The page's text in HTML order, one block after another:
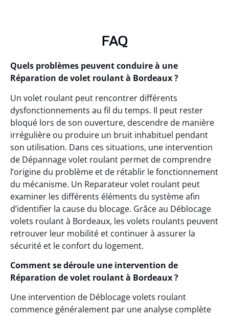
FAQ
Quels problèmes peuvent conduire à une
Réparation de volet roulant à Bordeaux ?
Un volet roulant peut rencontrer différents
dysfonctionnements au fil du temps. Il peut rester
bloqué lors de son ouverture, descendre de manière
irrégulière ou produire un bruit inhabituel pendant
son utilisation. Dans ces situations, une intervention
de Dépannage volet roulant permet de comprendre
l’origine du problème et de rétablir le fonctionnement
du mécanisme. Un Reparateur volet roulant peut
examiner les différents éléments du système afin
d’identifier la cause du blocage. Grâce au Déblocage
volets roulant à Bordeaux, les volets roulants peuvent
retrouver leur mobilité et continuer à assurer la
sécurité et le confort du logement.
Comment se déroule une intervention de
Réparation de volet roulant à Bordeaux ?
Une intervention de Déblocage volets roulant
commence généralement par une analyse complète